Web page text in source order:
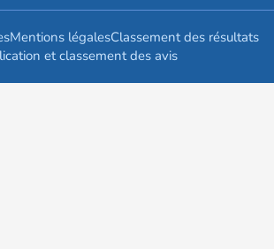
Mentions légalesClassement des résultats
et classement des avis